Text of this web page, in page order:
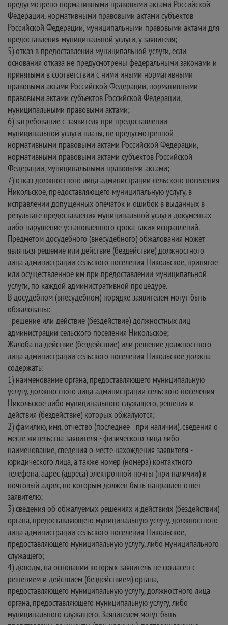
предусмотрено нормативными правовыми актами Российской
Федерации, нормативными правовыми актами субъектов
Российской Федерации, муниципальными правовыми актами для
предоставления муниципальной услуги, у заявителя;
5) отказ в предоставлении муниципальной услуги, если
основания отказа не предусмотрены федеральными законами и
принятыми в соответствии с ними иными нормативными
правовыми актами Российской Федерации, нормативными
правовыми актами субъектов Российской Федерации,
муниципальными правовыми актами;
6) затребование с заявителя при предоставлении
муниципальной услуги платы, не предусмотренной
нормативными правовыми актами Российской Федерации,
нормативными правовыми актами субъектов Российской
Федерации, муниципальными правовыми актами;
7) отказ должностного лица администрации сельского поселения
Никольское, предоставляющего муниципальную услугу, в
исправлении допущенных опечаток и ошибок в выданных в
результате предоставления муниципальной услуги документах
либо нарушение установленного срока таких исправлений.
Предметом досудебного (внесудебного) обжалования может
являться решение или действие (бездействие) должностного
лица администрации сельского поселения Никольское, принятое
или осуществленное им при предоставлении муниципальной
услуги, по каждой административной процедуре.
В досудебном (внесудебном) порядке заявителем могут быть
обжалованы:
- решение или действие (бездействие) должностных лиц
администрации сельского поселения Никольское;
Жалоба на действие (бездействие) или решение должностного
лица администрации сельского поселения Никольское должна
содержать:
1) наименование органа, предоставляющего муниципальную
услугу, должностного лица администрации сельского поселения
Никольское либо муниципального служащего, решения и
действия (бездействие) которых обжалуются;
2) фамилию, имя, отчество (последнее - при наличии), сведения о
месте жительства заявителя - физического лица либо
наименование, сведения о месте нахождения заявителя -
юридического лица, а также номер (номера) контактного
телефона, адрес (адреса) электронной почты (при наличии) и
почтовый адрес, по которым должен быть направлен ответ
заявителю;
3) сведения об обжалуемых решениях и действиях (бездействии)
органа, предоставляющего муниципальную услугу, должностного
лица администрации сельского поселения Никольское,
предоставляющего муниципальную услугу, либо муниципального
служащего;
4) доводы, на основании которых заявитель не согласен с
решением и действием (бездействием) органа,
предоставляющего муниципальную услугу, должностного лица
органа, предоставляющего муниципальную услугу, либо
муниципального служащего. Заявителем могут быть